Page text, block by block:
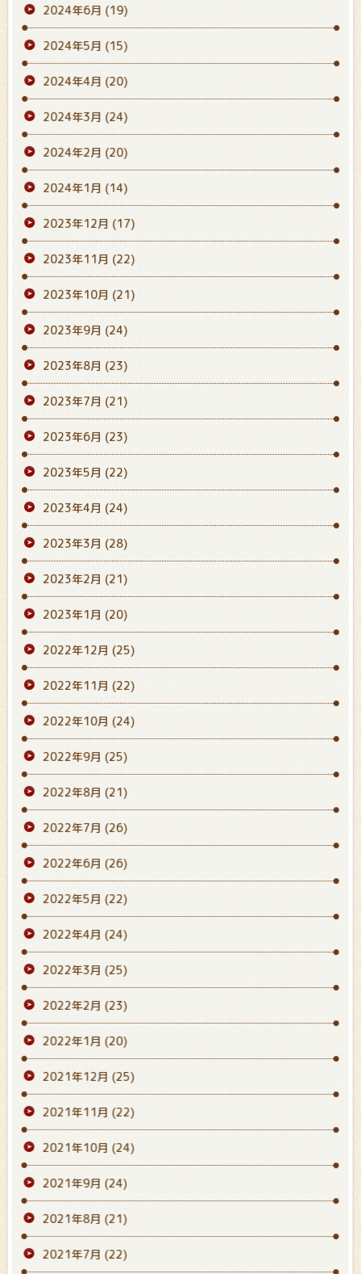
2024年6月 (19)
2024年5月 (15)
2024年4月 (20)
2024年3月 (24)
2024年2月 (20)
2024年1月 (14)
2023年12月 (17)
2023年11月 (22)
2023年10月 (21)
2023年9月 (24)
2023年8月 (23)
2023年7月 (21)
2023年6月 (23)
2023年5月 (22)
2023年4月 (24)
2023年3月 (28)
2023年2月 (21)
2023年1月 (20)
2022年12月 (25)
2022年11月 (22)
2022年10月 (24)
2022年9月 (25)
2022年8月 (21)
2022年7月 (26)
2022年6月 (26)
2022年5月 (22)
2022年4月 (24)
2022年3月 (25)
2022年2月 (23)
2022年1月 (20)
2021年12月 (25)
2021年11月 (22)
2021年10月 (24)
2021年9月 (24)
2021年8月 (21)
2021年7月 (22)